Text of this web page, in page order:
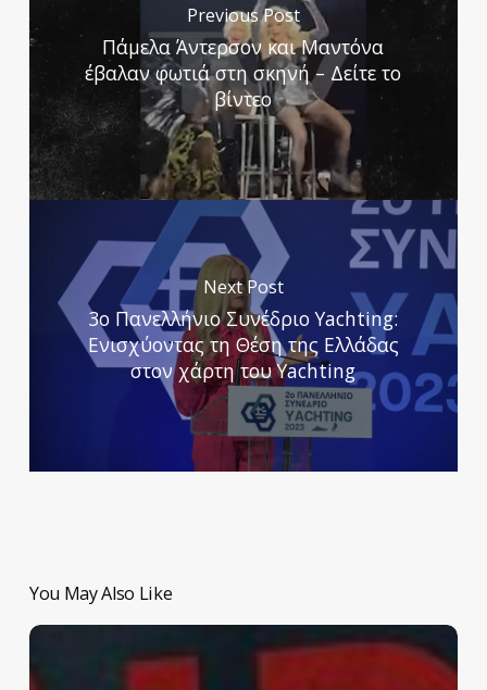
Previous Post
Πάμελα Άντερσον και Μαντόνα
έβαλαν φωτιά στη σκηνή – Δείτε το
βίντεο
Next Post
3ο Πανελλήνιο Συνέδριο Yachting:
Ενισχύοντας τη Θέση της Ελλάδας
στον χάρτη του Yachting
You May Also Like